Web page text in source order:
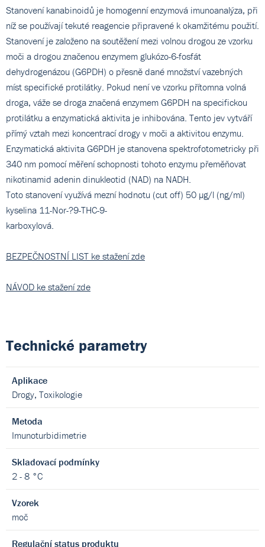
Stanovení kanabinoidů je homogenní enzymová imunoanalýza, při
níž se používají tekuté reagencie připravené k okamžitému použití.
Stanovení je založeno na soutěžení mezi volnou drogou ze vzorku
moči a drogou značenou enzymem glukózo-6-fosfát
dehydrogenázou (G6PDH) o přesně dané množství vazebných
míst specifické protilátky. Pokud není ve vzorku přítomna volná
droga, váže se droga značená enzymem G6PDH na specifickou
protilátku a enzymatická aktivita je inhibována. Tento jev vytváří
přímý vztah mezi koncentrací drogy v moči a aktivitou enzymu.
Enzymatická aktivita G6PDH je stanovena spektrofotometricky při
340 nm pomocí měření schopnosti tohoto enzymu přeměňovat
nikotinamid adenin dinukleotid (NAD) na NADH.
Toto stanovení využívá mezní hodnotu (cut off) 50 µg/l (ng/ml)
kyselina 11-Nor-?9-THC-9-
karboxylová.
BEZPEČNOSTNÍ LIST ke stažení zde
NÁVOD ke stažení zde
Technické parametry
Aplikace
Drogy, Toxikologie
Metoda
Imunoturbidimetrie
Skladovací podmínky
2 - 8 °C
Vzorek
moč
Regulační status produktu